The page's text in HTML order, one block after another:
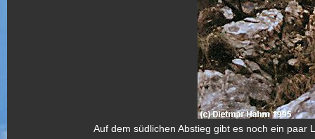
Auf dem südlichen Abstieg gibt es noch ein paar